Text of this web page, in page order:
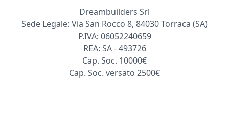
Dreambuilders Srl
Sede Legale: Via San Rocco 8, 84030 Torraca (SA)
P.IVA: 06052240659
REA: SA - 493726
Cap. Soc. 10000€
Cap. Soc. versato 2500€